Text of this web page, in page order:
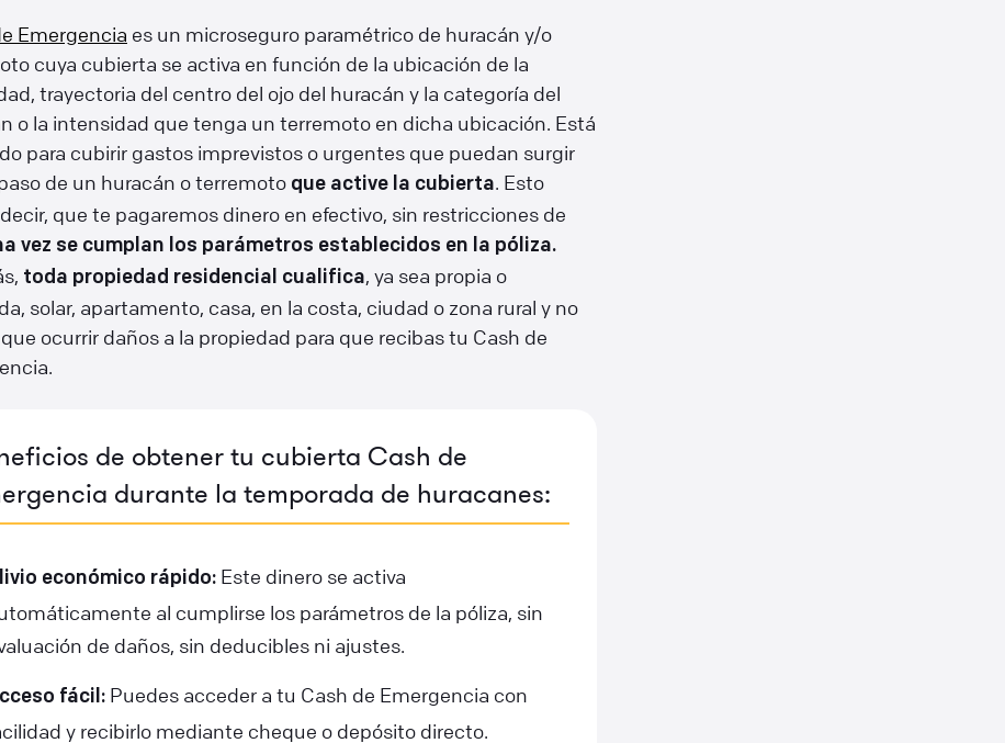
Emergencia es un microseguro paramétrico de huracán y/o
cuya cubierta se activa en función de la ubicación de la
trayectoria del centro del ojo del huracán y la categoría del
o la intensidad que tenga un terremoto en dicha ubicación. Está
para cubirir gastos imprevistos o urgentes que puedan surgir
de un huracán o terremoto que active la cubierta. Esto
que te pagaremos dinero en efectivo, sin restricciones de
vez se cumplan los parámetros establecidos en la póliza.
toda propiedad residencial cualifica, ya sea propia o
solar, apartamento, casa, en la costa, ciudad o zona rural y no
ocurrir daños a la propiedad para que recibas tu Cash de
de obtener tu cubierta Cash de
durante la temporada de huracanes:
económico rápido:Este dinero se activa
al cumplirse los parámetros de la póliza, sin
de daños, sin deducibles ni ajustes.
fácil:Puedes acceder a tu Cash de Emergencia con
y recibirlo mediante cheque o depósito directo.